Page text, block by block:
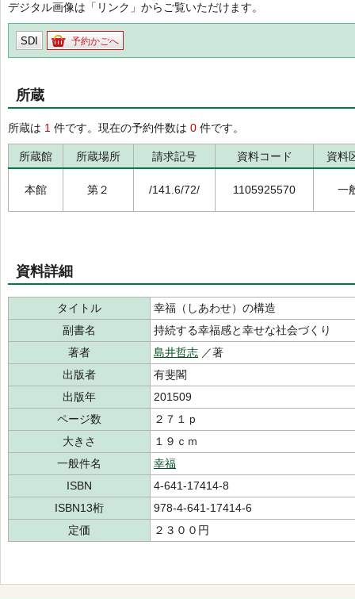
デジタル画像は「リンク」からご覧いただけます。
SDI 予約かごへ
所蔵
所蔵は 1 件です。現在の予約件数は 0 件です。
所蔵館 所蔵場所 請求記号 資料コード 資料
本館 第２ /141.6/72/ 1105925570 一
資料詳細
タイトル
幸福（しあわせ）の構造
副書名
持続する幸福感と幸せな社会づくり
著者
島井哲志 ／著
出版者
有斐閣
出版年
201509
ページ数
２７１ｐ
大きさ
１９ｃｍ
一般件名
幸福
ISBN
4-641-17414-8
ISBN13桁
978-4-641-17414-6
定価
２３００円